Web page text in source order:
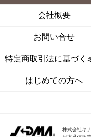
会社概要
お問い合せ
特定商取引法に基づく
はじめての方へ
株式会社キ